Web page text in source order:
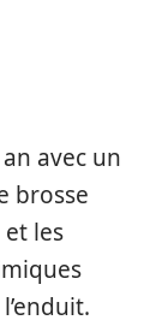
avec un
brosse
les